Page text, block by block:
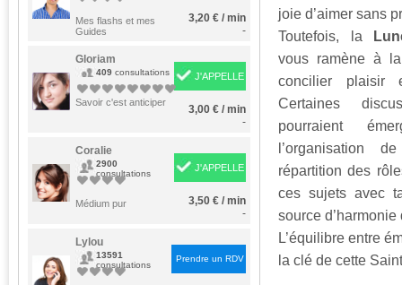
Mes flashs et mes
Guides
3,20 € / min
-
Gloriam
409 consultations
Savoir c'est anticiper
J'APPELLE
3,00 € / min
-
Coralie
2900
consultations
Médium pur
J'APPELLE
3,50 € / min
-
Lylou
13591
consultations
Prendre un RDV
joie d’aimer sans
Toutefois, la
vous ramène à
concilier plaisir
Certaines
pourraient
répartition des
ces sujets avec
source d’harmonie
L’équilibre entre
la clé de cette